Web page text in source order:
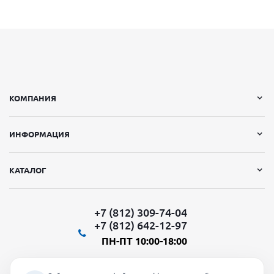
КОМПАНИЯ
ИНФОРМАЦИЯ
КАТАЛОГ
+7 (812) 309-74-04
+7 (812) 642-12-97
ПН-ПТ 10:00-18:00